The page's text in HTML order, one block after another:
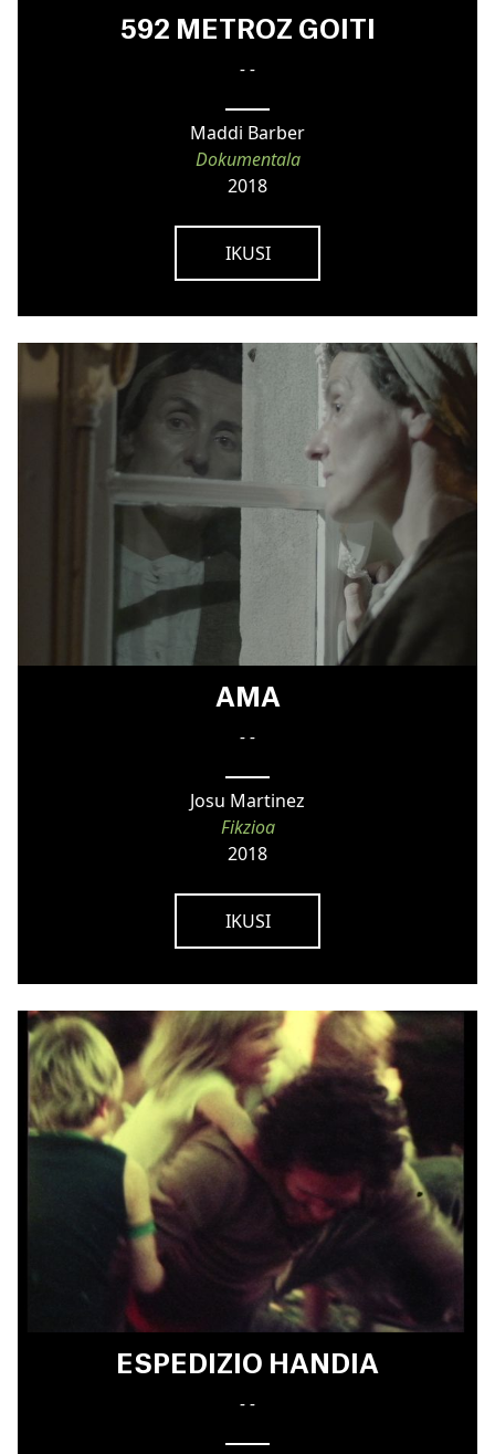
592 METROZ GOITI
- -
Maddi Barber
Dokumentala
2018
IKUSI
AMA
- -
Josu Martinez
Fikzioa
2018
IKUSI
ESPEDIZIO HANDIA
- -